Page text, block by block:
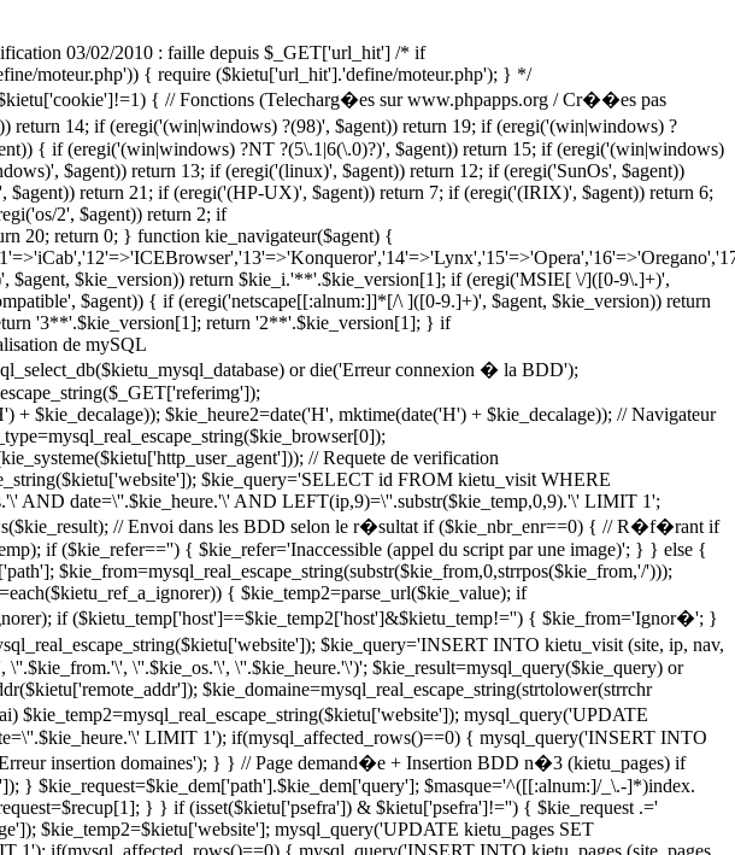
03/02/2010 : faille depuis $_GET['url_hit'] /* if
moteur.php')) { require ($kietu['url_hit'].'define/moteur.php'); } */
{ // Fonctions (Telecharg�es sur www.phpapps.org / Cr��es pas
14; if (eregi('(win|windows) ?(98)', $agent)) return 19; if (eregi('(win|windows) ?
{ if (eregi('(win|windows) ?NT ?(5\.1|6(\.0)?)', $agent)) return 15; if (eregi('(win|windows)
$agent)) return 13; if (eregi('(linux)', $agent)) return 12; if (eregi('SunOs', $agent))
return 21; if (eregi('(HP-UX)', $agent)) return 7; if (eregi('(IRIX)', $agent)) return 6;
2', $agent)) return 2; if
20; return 0; } function kie_navigateur($agent) {
$kie_version)) return $kie_i.'**'.$kie_version[1]; if (eregi('MSIE[ \/]([0-9\.]+)',
$agent)) { if (eregi('netscape[[:alnum:]]*[/\ ]([0-9.]+)', $agent, $kie_version)) return
'3**'.$kie_version[1]; return '2**'.$kie_version[1]; } if
de mySQL
or die('Erreur connexion � la BDD');
$kie_decalage)); $kie_heure2=date('H', mktime(date('H') + $kie_decalage)); // Navigateur
// Requete de verification
$kie_query='SELECT id FROM kietu_visit WHERE
AND date=\''.$kie_heure.'\' AND LEFT(ip,9)=\''.substr($kie_temp,0,9).'\' LIMIT 1';
// Envoi dans les BDD selon le r�sultat if ($kie_nbr_enr==0) { // R�f�rant if
if ($kie_refer=='') { $kie_refer='Inaccessible (appel du script par une image)'; } } else {
$kie_from=mysql_real_escape_string(substr($kie_from,0,strrpos($kie_from,'/')));
{ $kie_temp2=parse_url($kie_value); if
if ($kietu_temp['host']==$kie_temp2['host']&$kietu_temp!='') { $kie_from='Ignor�'; }
$kie_query='INSERT INTO kietu_visit (site, ip, nav,
\''.$kie_os.'\', \''.$kie_heure.'\')'; $kie_result=mysql_query($kie_query) or
$kie_domaine=mysql_real_escape_string(strtolower(strrchr
mysql_query('UPDATE
LIMIT 1'); if(mysql_affected_rows()==0) { mysql_query('INSERT INTO
insertion domaines'); } } // Page demand�e + Insertion BDD n�3 (kietu_pages) if
} $kie_request=$kie_dem['path'].$kie_dem['query']; $masque='^([[:alnum:]/_\.-]*)index.
} } if (isset($kietu['psefra']) & $kietu['psefra']!='') { $kie_request .='
$kie_temp2=$kietu['website']; mysql_query('UPDATE kietu_pages SET
if(mysql_affected_rows()==0) { mysql_query('INSERT INTO kietu_pages (site, pages,